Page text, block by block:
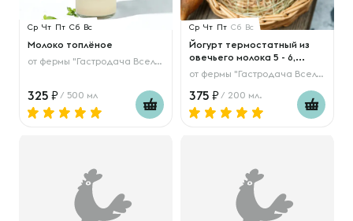
Ср Чт Пт Сб Вс
Молоко топлёное
от фермы "Гастродача Вселуг"
325 / 500 мл
Ср Чт Пт Сб Вс
Йогурт термостатный из
овечьего молока 5 - 6,...
от фермы "Гастродача Вселуг"
375 / 200 мл.